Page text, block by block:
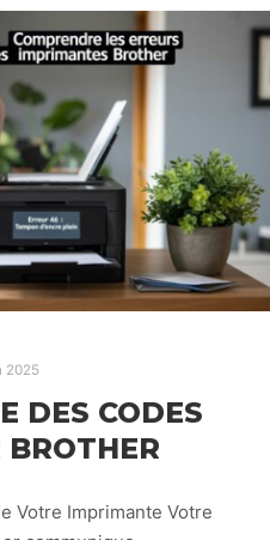
2025
DES CODES
BROTHER
Votre Imprimante Votre